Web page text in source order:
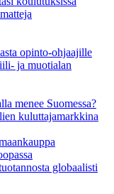
opinto-ohjaajille
ja muotialan
menee Suomessa?
kuluttajamarkkina
globaalisti